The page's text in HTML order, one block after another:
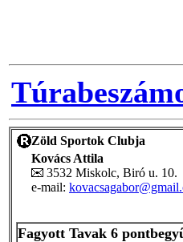
Zöld Sportok Clubja
Kovács Attila
3532 Miskolc, Biró u. 10.
e-mail:
Fagyott Tavak 6